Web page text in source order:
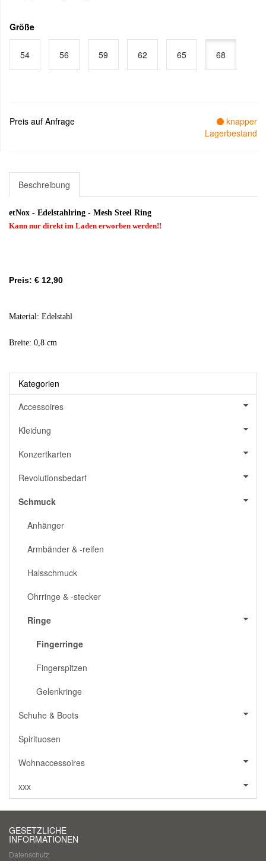
Größe
54 56 59 62 65 68
Preis auf Anfrage
knapper
Lagerbestand
Beschreibung
etNox - Edelstahlring - Mesh Steel Ring
Kann nur direkt im Laden erworben werden!!
Preis: € 12,90
Material: Edelstahl
Breite: 0,8 cm
Kategorien
Accessoires
Kleidung
Konzertkarten
Revolutionsbedarf
Schmuck
Anhänger
Armbänder & -reifen
Halsschmuck
Ohrringe & -stecker
Ringe
Fingerringe
Fingerspitzen
Gelenkringe
Schuhe & Boots
Spirituosen
Wohnaccessoires
xxx
GESETZLICHE
INFORMATIONEN
Datenschutz